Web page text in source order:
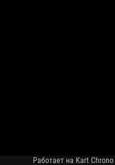
Работает на Kart Chrono